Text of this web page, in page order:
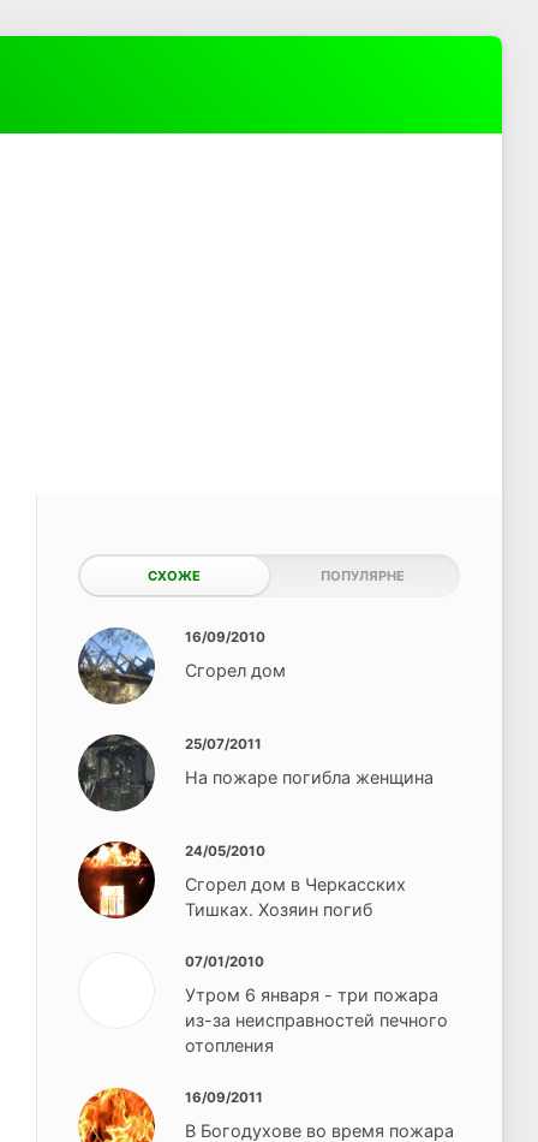
СХОЖЕ ПОПУЛЯРНЕ
16/09/2010
Сгорел дом
25/07/2011
На пожаре погибла женщина
24/05/2010
Сгорел дом в Черкасских
Тишках. Хозяин погиб
07/01/2010
Утром 6 января - три пожара
из-за неисправностей печного
отопления
16/09/2011
В Богодухове во время пожара